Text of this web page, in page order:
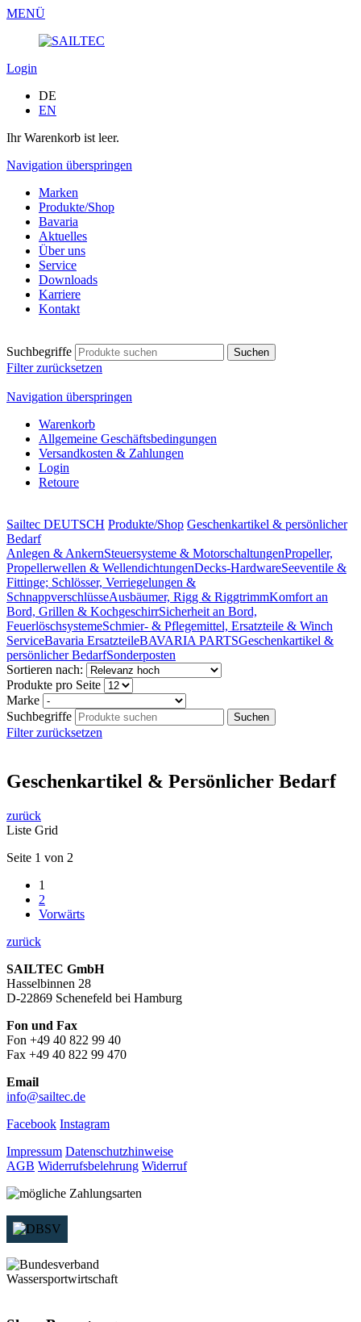
MENÜ
Login
DE
EN
Ihr Warenkorb ist leer.
Navigation überspringen
Marken
Produkte/Shop
Bavaria
Aktuelles
Über uns
Service
Downloads
Karriere
Kontakt
Suchbegriffe
Filter zurücksetzen
Navigation überspringen
Warenkorb
Allgemeine Geschäftsbedingungen
Versandkosten & Zahlungen
Login
Retoure
Sailtec DEUTSCH Produkte/Shop Geschenkartikel & persönlicher
Bedarf
Anlegen & AnkernSteuersysteme & MotorschaltungenPropeller,
Propellerwellen & WellendichtungenDecks-HardwareSeeventile &
Fittinge; Schlösser, Verriegelungen &
SchnappverschlüsseAusbäumer, Rigg & RiggtrimmKomfort an
Bord, Grillen & KochgeschirrSicherheit an Bord,
FeuerlöschsystemeSchmier- & Pflegemittel, Ersatzteile & Winch
ServiceBavaria ErsatzteileBAVARIA PARTSGeschenkartikel &
persönlicher BedarfSonderposten
Sortieren nach:
Produkte pro Seite
Marke
Suchbegriffe
Filter zurücksetzen
Geschenkartikel & Persönlicher Bedarf
zurück
Liste Grid
Seite 1 von 2
1
2
Vorwärts
zurück
SAILTEC GmbH
Hasselbinnen 28
D-22869 Schenefeld bei Hamburg
Fon und Fax
Fon +49 40 822 99 40
Fax +49 40 822 99 470
Email
info@sailtec.de
Facebook Instagram
Impressum Datenschutzhinweise
AGB Widerrufsbelehrung Widerruf